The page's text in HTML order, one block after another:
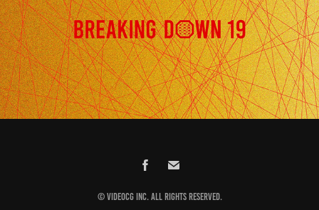
BreakingDown
2026
©️ VideoCG inc. All rights reserved.